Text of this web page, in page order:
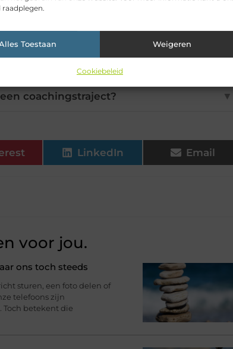
Toestaan Weigeren
Cookiebeleid
zijn ze belangrijk?
naar haalbare stappen? ▼
coachingstraject? ▼
LinkedIn Email
voor jou.
ons toch steeds
sturen, een foto delen of
telefoons zijn
betekent die